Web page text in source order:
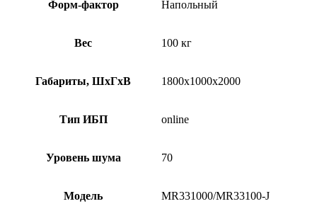
Форм-фактор Напольный
Вес 100 кг
Габариты, ШхГхВ 1800х1000х2000
Тип ИБП online
Уровень шума 70
Модель MR331000/MR33100-J